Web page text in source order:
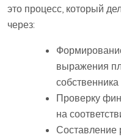
это процесс, который
через:
выражения
собственника
Проверку
на
Составление